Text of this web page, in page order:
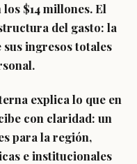
$14 millones. El
del gasto: la
sus ingresos totales
.
explica lo que en
con claridad: un
para la región,
e institucionales